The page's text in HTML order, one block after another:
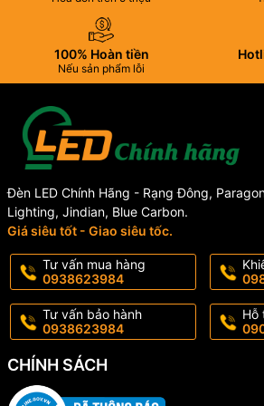
Điện áp hoạt động rộng AC220-
Phù hợp với nguồn điện dân dụng tại
Ứng dụng của đèn bán
Paragon PCFNN20L
Sản phẩm phù hợp lắp đặt tại:
Trường học
Nhà ở
Chung cư
Hành lang
Siêu thị
Cửa hàng
Nhà sách
Phòng họp
Khu vực công cộng
100% Hoàn tiền
Nếu sản phẩm lỗi
Đèn LED Chính Hãng - Rạng Đông,
Lighting, Jindian, Blue Carbon.
Giá siêu tốt - Giao siêu tốc.
Tư vấn mua hàng
0938623984
Tư vấn bảo hành
0938623984
Hỗ
CHÍNH SÁCH